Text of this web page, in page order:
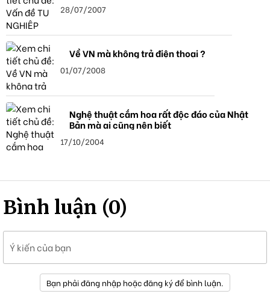
28/07/2007
Về VN mà không trả điện thoại ?
01/07/2008
Nghệ thuật cắm hoa rất độc đáo của Nhật
Bản mà ai cũng nên biết
17/10/2004
Bình luận (0)
Ý kiến của bạn
Bạn phải đăng nhập hoặc đăng ký để bình luận.